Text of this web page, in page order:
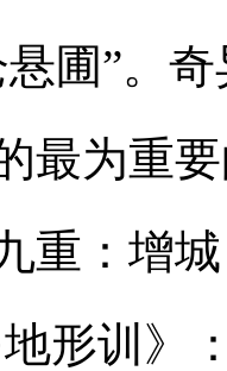
圃”。奇
最为重
：增城
地形训